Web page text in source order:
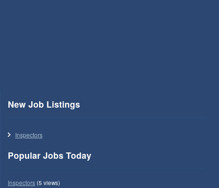
New Job Listings
Inspectors
Popular Jobs Today
Inspectors(5 views)